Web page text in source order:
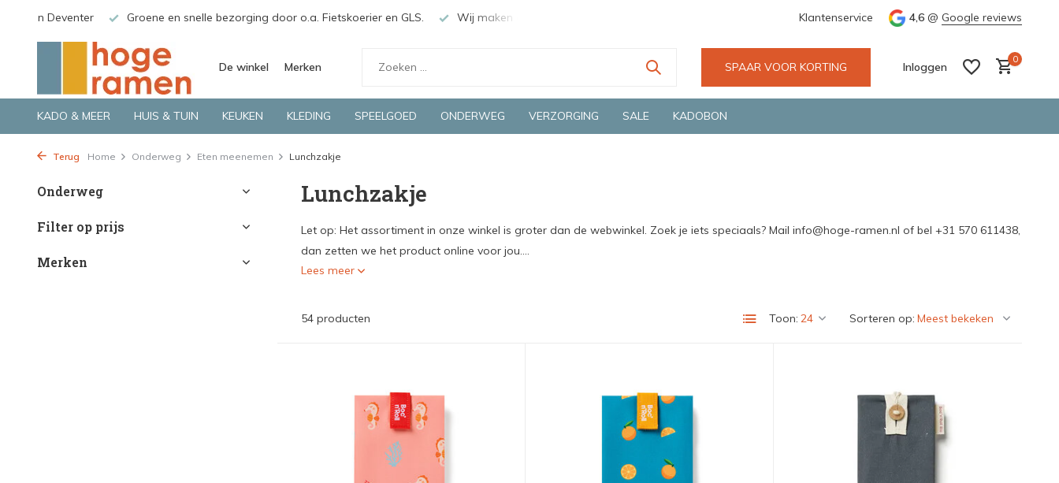
in Deventer Groene en snelle bezorging door o.a. Fietskoerier en GLS. Wij maken gebruik van gerecycled verpakkingsmateriaal Bekijk de producten live in onze winkel in Deventer
Klantenservice 4,6 @ Google reviews
De winkel Merken SPAAR VOOR KORTING Inloggen
0
KADO & MEER HUIS & TUIN KEUKEN KLEDING SPEELGOED ONDERWEG VERZORGING SALE KADOBON
Terug Home Onderweg Eten meenemen Lunchzakje
Onderweg
Filter op prijs
Merken
Lunchzakje
Let op: Het assortiment in onze winkel is groter dan de webwinkel. Zoek je iets speciaals? Mail info@hoge-ramen.nl of bel +31 570 611438,
dan zetten we het product online voor jou....
Lees meer
54 producten Toon: Sorteren op: